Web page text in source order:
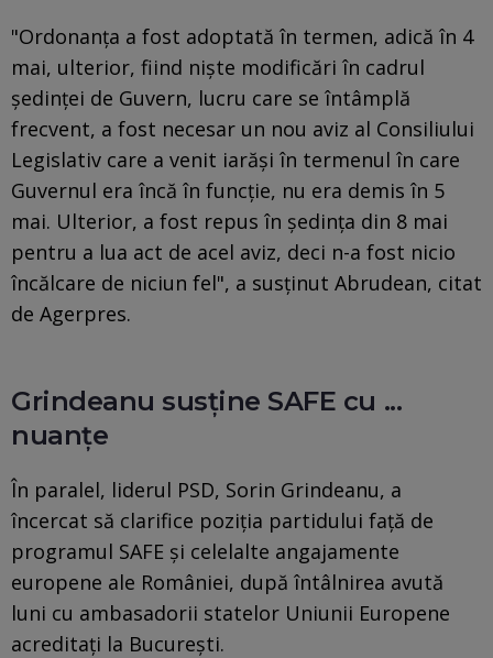
"Ordonanța a fost adoptată în termen, adică în 4
mai, ulterior, fiind niște modificări în cadrul
ședinței de Guvern, lucru care se întâmplă
frecvent, a fost necesar un nou aviz al Consiliului
Legislativ care a venit iarăși în termenul în care
Guvernul era încă în funcție, nu era demis în 5
mai. Ulterior, a fost repus în ședința din 8 mai
pentru a lua act de acel aviz, deci n-a fost nicio
încălcare de niciun fel", a susținut Abrudean, citat
de Agerpres.
Grindeanu susţine SAFE cu ...
nuanţe
În paralel, liderul PSD, Sorin Grindeanu, a
încercat să clarifice poziția partidului față de
programul SAFE și celelalte angajamente
europene ale României, după întâlnirea avută
luni cu ambasadorii statelor Uniunii Europene
acreditați la București.